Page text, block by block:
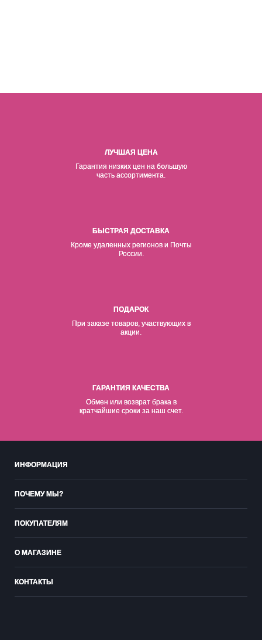
ЛУЧШАЯ ЦЕНА
Гарантия низких цен на большую
часть ассортимента.
БЫСТРАЯ ДОСТАВКА
Кроме удаленных регионов и Почты
России.
ПОДАРОК
При заказе товаров, участвующих в
акции.
ГАРАНТИЯ КАЧЕСТВА
Обмен или возврат брака в
кратчайшие сроки за наш счет.
ИНФОРМАЦИЯ
ПОЧЕМУ МЫ?
ПОКУПАТЕЛЯМ
О МАГАЗИНЕ
КОНТАКТЫ